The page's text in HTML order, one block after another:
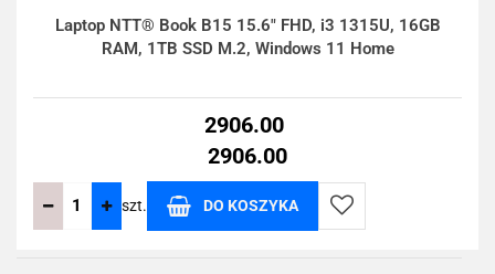
Laptop NTT® Book B15 15.6" FHD, i3 1315U, 16GB
RAM, 1TB SSD M.2, Windows 11 Home
2906.00
2906.00
szt. DO KOSZYKA
Do